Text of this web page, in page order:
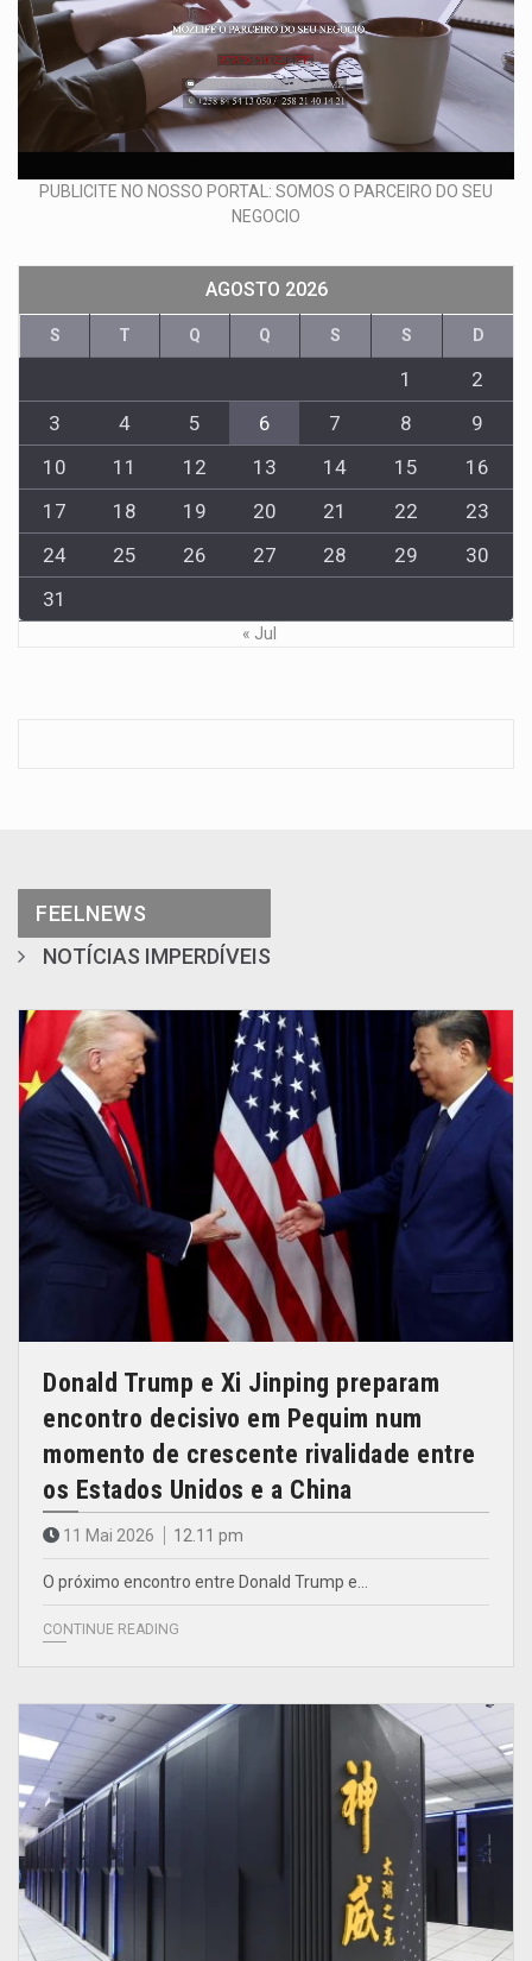
PUBLICITE NO NOSSO PORTAL: SOMOS O PARCEIRO DO SEU
NEGOCIO
AGOSTO 2026
S T Q Q S S D
1
2
3
4 5 6 7 8
9
10
11 12 13 14 15
16
17
18 19 20 21 22
23
24
25 26 27 28 29
30
31
« Jul
FEELNEWS
NOTÍCIAS IMPERDÍVEIS
Donald Trump e Xi Jinping preparam
encontro decisivo em Pequim num
momento de crescente rivalidade entre
os Estados Unidos e a China
11 Mai 2026 12.11 pm
O próximo encontro entre Donald Trump e…
CONTINUE READING